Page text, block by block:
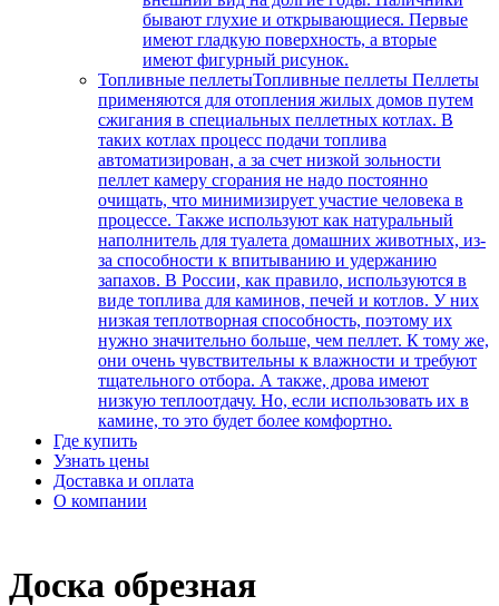
бывают глухие и открывающиеся. Первые
имеют гладкую поверхность, а вторые
имеют фигурный рисунок.
Топливные пеллетыТопливные пеллеты Пеллеты
применяются для отопления жилых домов путем
сжигания в специальных пеллетных котлах. В
таких котлах процесс подачи топлива
автоматизирован, а за счет низкой зольности
пеллет камеру сгорания не надо постоянно
очищать, что минимизирует участие человека в
процессе. Также используют как натуральный
наполнитель для туалета домашних животных, из-
за способности к впитыванию и удержанию
запахов. В России, как правило, используются в
виде топлива для каминов, печей и котлов. У них
низкая теплотворная способность, поэтому их
нужно значительно больше, чем пеллет. К тому же,
они очень чувствительны к влажности и требуют
тщательного отбора. А также, дрова имеют
низкую теплоотдачу. Но, если использовать их в
камине, то это будет более комфортно.
Где купить
Узнать цены
Доставка и оплата
О компании
Доска обрезная